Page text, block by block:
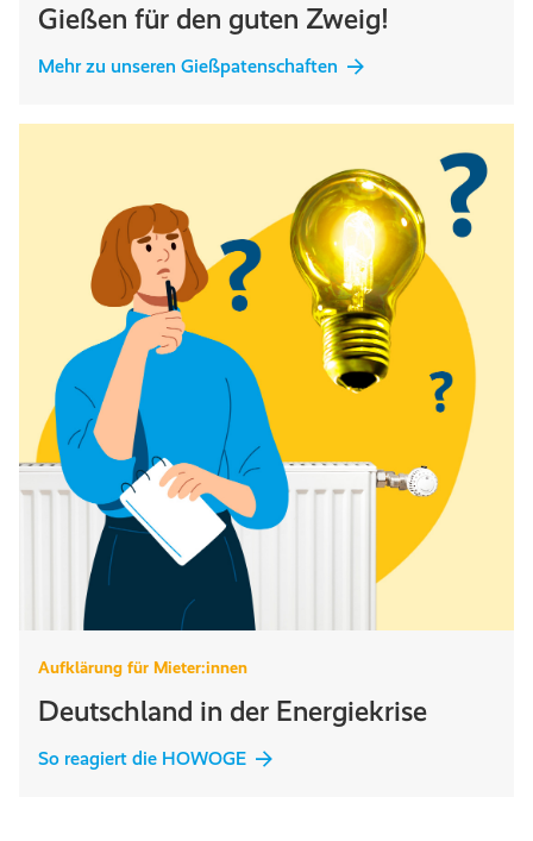
Gießen für den guten Zweig!
Mehr zu unseren Gießpatenschaften
Aufklärung für Mieter:innen
Deutschland in der Energiekrise
So reagiert die HOWOGE